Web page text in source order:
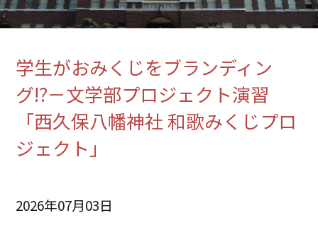
学生がおみくじをブランディン
グ!?－文学部プロジェクト演習
「西久保八幡神社 和歌みくじプロ
ジェクト」
2026年07月03日